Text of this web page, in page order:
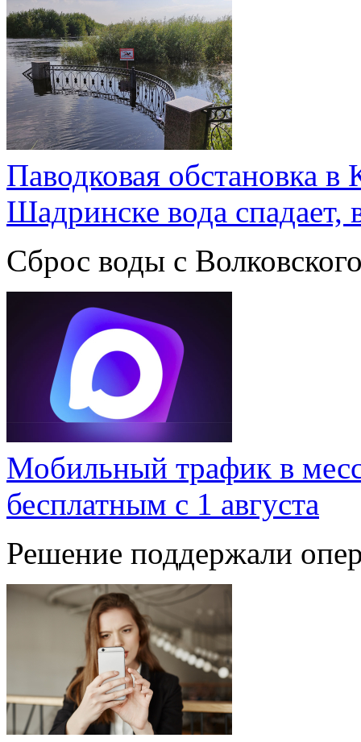
Паводковая обстановка в
Шадринске вода
Сброс воды с
Мобильный трафик в
бесплатным с 1 августа
Решение поддержали